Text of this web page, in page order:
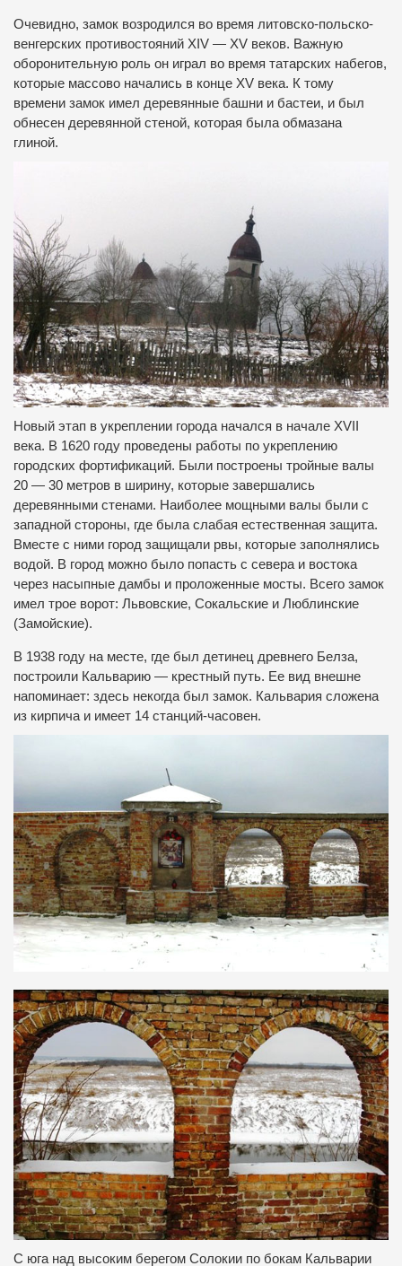
Очевидно, замок возродился во время литовско-польско-
венгерских противостояний XIV — XV веков. Важную
оборонительную роль он играл во время татарских набегов,
которые массово начались в конце XV века. К тому
времени замок имел деревянные башни и бастеи, и был
обнесен деревянной стеной, которая была обмазана
глиной.
Новый этап в укреплении города начался в начале XVII
века. В 1620 году проведены работы по укреплению
городских фортификаций. Были построены тройные валы
20 — 30 метров в ширину, которые завершались
деревянными стенами. Наиболее мощными валы были с
западной стороны, где была слабая естественная защита.
Вместе с ними город защищали рвы, которые заполнялись
водой. В город можно было попасть с севера и востока
через насыпные дамбы и проложенные мосты. Всего замок
имел трое ворот: Львовские, Сокальские и Люблинские
(Замойские).
В 1938 году на месте, где был детинец древнего Белза,
построили Кальварию — крестный путь. Ее вид внешне
напоминает: здесь некогда был замок. Кальвария сложена
из кирпича и имеет 14 станций-часовен.
С юга над высоким берегом Солокии по бокам Кальварии